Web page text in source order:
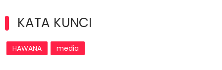
KATA KUNCI
HAWANA media